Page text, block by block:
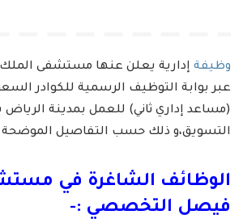
وظيفة إدارية يعلن عنها مستشفى
عبر بوابة التوظيف الرسمية للكوادر
(مساعد إداري ثاني) للعمل بمدينة
التسويق،و ذلك حسب التفاصيل
الوظائف الشاغرة في
فيصل التخصصي :-